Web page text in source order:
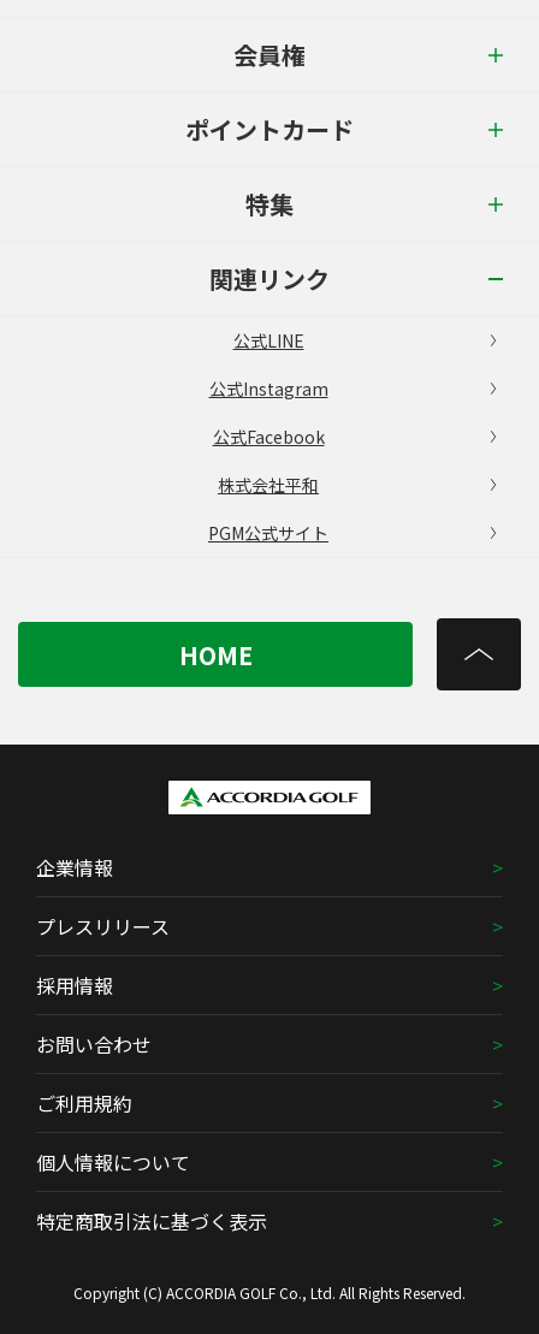
会員権
ポイントカード
特集
関連リンク
公式LINE
公式Instagram
公式Facebook
株式会社平和
PGM公式サイト
HOME
企業情報
プレスリリース
採用情報
お問い合わせ
ご利用規約
個人情報について
特定商取引法に基づく表示
Copyright (C) ACCORDIA GOLF Co., Ltd. All Rights Reserved.